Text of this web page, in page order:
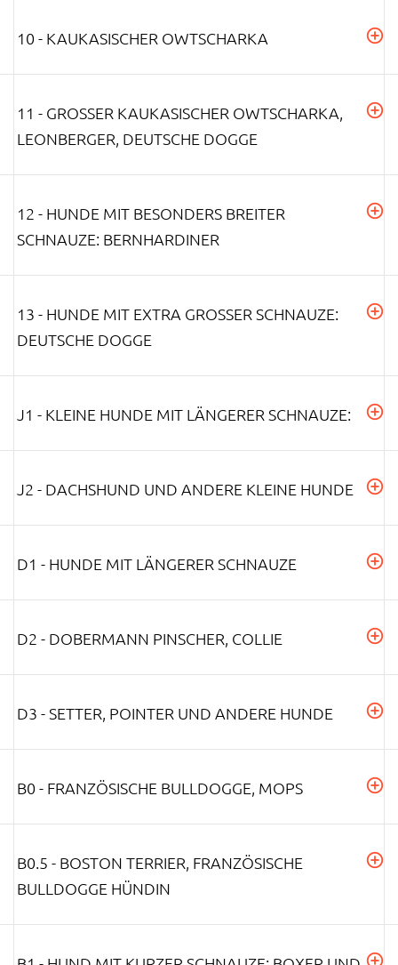
10 - KAUKASISCHER OWTSCHARKA
11 - GROSSER KAUKASISCHER OWTSCHARKA, L
EONBERGER, DEUTSCHE DOGGE
12 - HUNDE MIT BESONDERS BREITER
SCHNAUZE: BERNHARDINER
13 - HUNDE MIT EXTRA GROSSER SCHNAUZE: D
EUTSCHE DOGGE
J1 - KLEINE HUNDE MIT LÄNGERER SCHNAUZE:
J2 - DACHSHUND UND ANDERE KLEINE HUNDE
D1 - HUNDE MIT LÄNGERER SCHNAUZE
D2 - DOBERMANN PINSCHER, COLLIE
D3 - SETTER, POINTER UND ANDERE HUNDE
B0 - FRANZÖSISCHE BULLDOGGE, MOPS
B0.5 - BOSTON TERRIER, FRANZÖSISCHE
BULLDOGGE HÜNDIN